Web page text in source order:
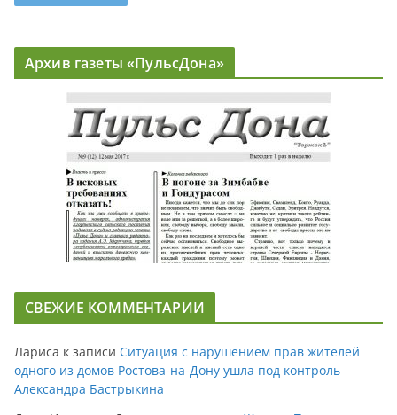
Архив газеты «ПульсДона»
СВЕЖИЕ КОММЕНТАРИИ
Лариса к записи Ситуация с нарушением прав жителей
одного из домов Ростова-на-Дону ушла под контроль
Александра Бастрыкина